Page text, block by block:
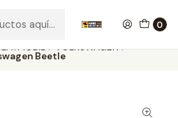
0
VOLKSWAGEN
Beetle